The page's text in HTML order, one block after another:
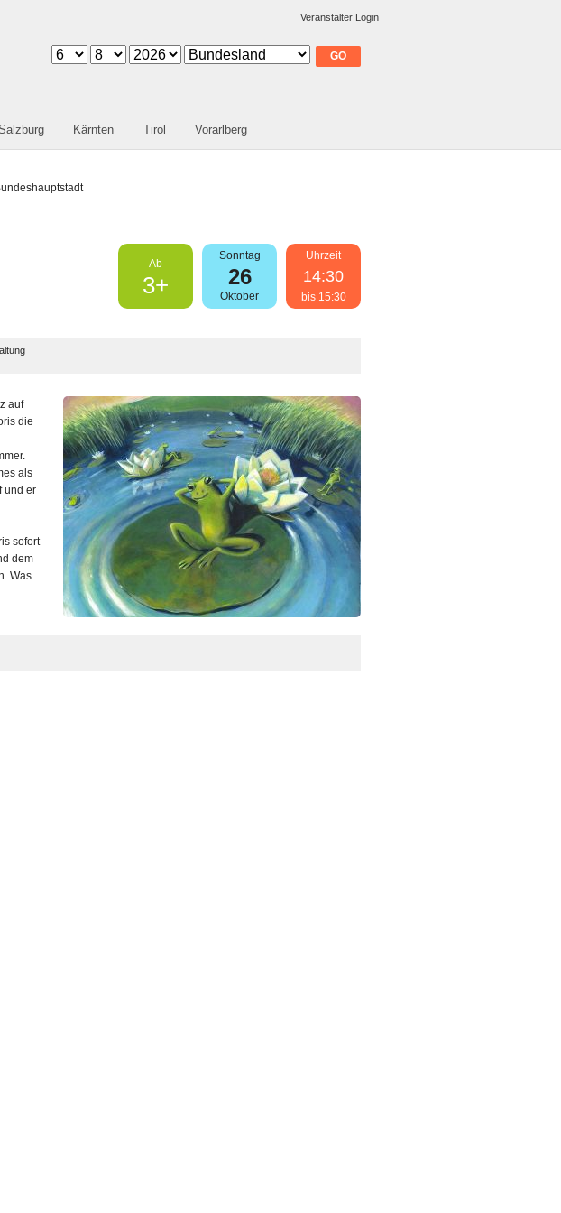
Veranstalter Login
Kärnten Tirol Vorarlberg
Uhrzeit
14:30
bis 15:30
Sonntag
26
Oktober
Ab
3+
auf
die
als
und er
sofort
dem
Was